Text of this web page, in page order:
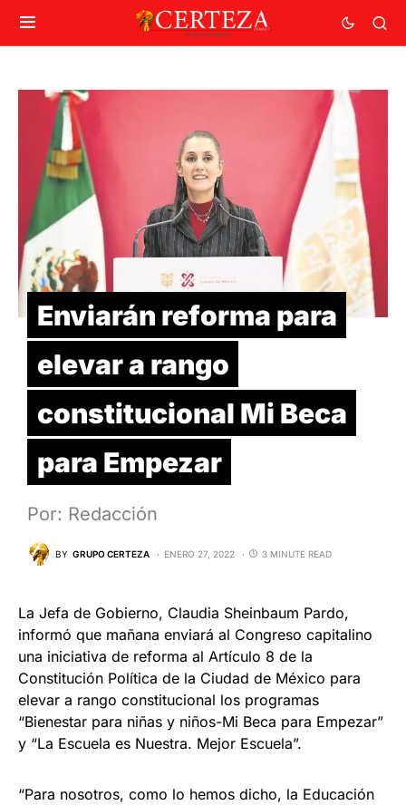
Enviarán reforma para
elevar a rango
constitucional Mi Beca
para Empezar
Por: Redacción
BY GRUPO CERTEZA ENERO 27, 2022 3 MINUTE READ
La Jefa de Gobierno, Claudia Sheinbaum Pardo,
informó que mañana enviará al Congreso capitalino
una iniciativa de reforma al Artículo 8 de la
Constitución Política de la Ciudad de México para
elevar a rango constitucional los programas
“Bienestar para niñas y niños-Mi Beca para Empezar”
y “La Escuela es Nuestra. Mejor Escuela”.
“Para nosotros, como lo hemos dicho, la Educación